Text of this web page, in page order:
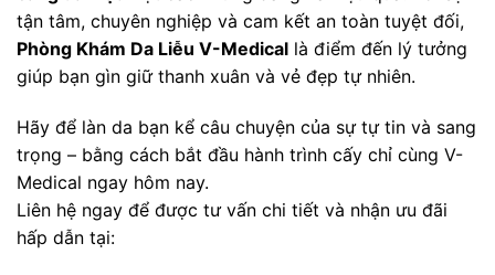
tận tâm, chuyên nghiệp và cam kết an toàn tuyệt đối,
Phòng Khám Da Liễu V-Medical là điểm đến lý tưởng
giúp bạn gìn giữ thanh xuân và vẻ đẹp tự nhiên.
Hãy để làn da bạn kể câu chuyện của sự tự tin và sang
trọng – bằng cách bắt đầu hành trình cấy chỉ cùng V-
Medical ngay hôm nay.
Liên hệ ngay để được tư vấn chi tiết và nhận ưu đãi
hấp dẫn tại: